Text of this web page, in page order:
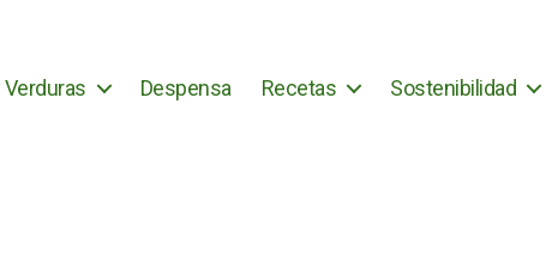
Verduras Despensa Recetas Sostenibilidad